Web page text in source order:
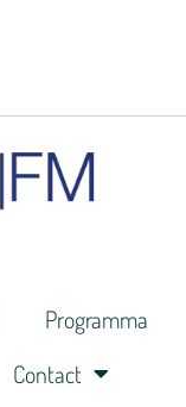
Programma
Contact